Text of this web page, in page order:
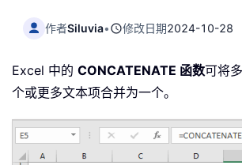
作者Siluvia• 修改日期2024-10-28
Excel 中的 CONCATENATE 函数可将
个或更多文本项合并为一个。